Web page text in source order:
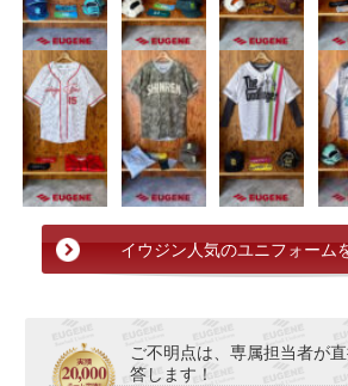
イウジン人気のユニフォーム
ご不明点は、専属担当者が
答します！